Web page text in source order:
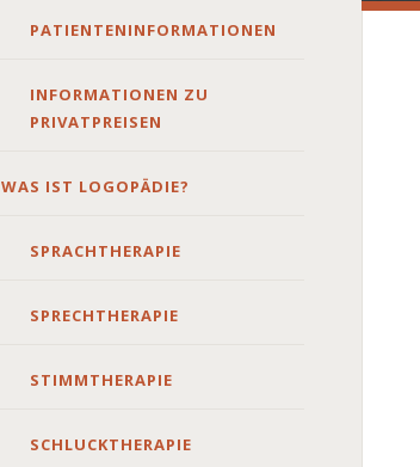
PATIENTENINFORMATIONEN
INFORMATIONEN ZU
PRIVATPREISEN
WAS IST LOGOPÄDIE?
SPRACHTHERAPIE
SPRECHTHERAPIE
STIMMTHERAPIE
SCHLUCKTHERAPIE